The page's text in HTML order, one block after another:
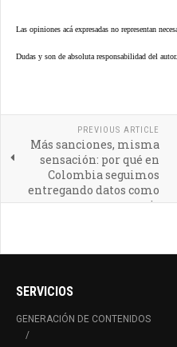
Las opiniones acá expresadas no representan
Dudas y son de absoluta responsabilidad del autor.
PREVIOUS ARTICLE
Más sanciones, misma
sensación: por qué en
Colombia seguimos
entregando datos como
peaje
SERVICIOS
GENERACIÓN DE CONTENIDOS